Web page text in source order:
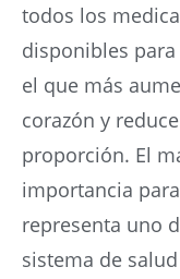
todos los
disponibles
el que más
corazón y
proporción. El
importancia
representa uno
sistema de